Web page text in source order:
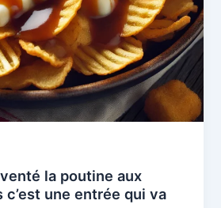
la poutine aux
c’est une entrée qui va